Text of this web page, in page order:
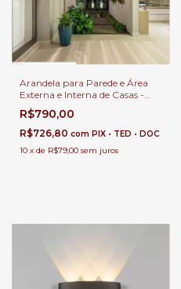
Arandela para Parede e Área
Externa e Interna de Casas -
Fachos Variados
R$790,00
R$726,80 com PIX • TED • DOC
10 x de R$79,00 sem juros